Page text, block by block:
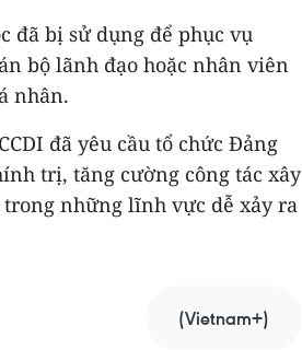
đã bị sử dụng để phục vụ
bộ lãnh đạo hoặc nhân viên
nhân.
đã yêu cầu tổ chức Đảng
trị, tăng cường công tác xây
những lĩnh vực dễ xảy ra
(Vietnam+)